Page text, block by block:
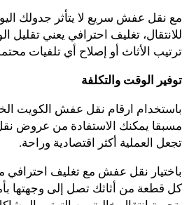
مع نقل عفش سريع لا يتأثر جدولك
للانتقال، تغليف احترافي يعني تقليل
ترتيب الأثاث أو إصلاح أي تلفيات
توفير الوقت والتكلفة
باستخدام ارقام نقل عفش الكويت
مسبقا يمكنك الاستفادة من عروض
تجعل العملية أكثر اقتصادية وراحة.
باختيار نقل عفش مع تغليف
كل قطعة من أثاثك تصل إلى وجهتها